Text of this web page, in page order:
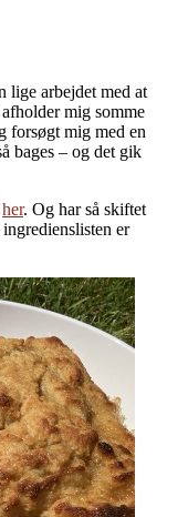
lige arbejdet med at
mig somme
forsøgt mig med en
bages – og det gik
her. Og har så skiftet
er